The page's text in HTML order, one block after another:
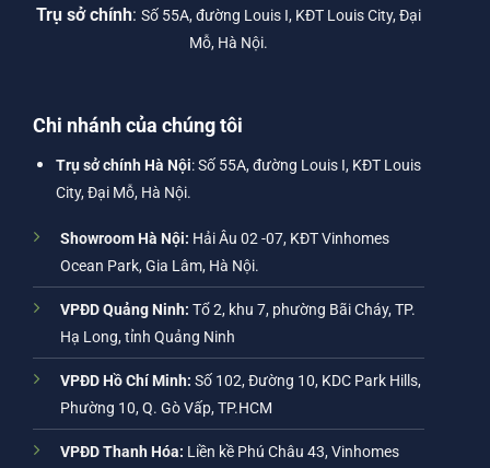
Trụ sở chính: Số 55A, đường Louis I, KĐT Louis City, Đại
Mỗ, Hà Nội.
Chi nhánh của chúng tôi
Trụ sở chính Hà Nội: Số 55A, đường Louis I, KĐT Louis
City, Đại Mỗ, Hà Nội.
Showroom Hà Nội: Hải Âu 02 -07, KĐT Vinhomes
Ocean Park, Gia Lâm, Hà Nội.
VPĐD Quảng Ninh: Tổ 2, khu 7, phường Bãi Cháy, TP.
Hạ Long, tỉnh Quảng Ninh
VPĐD Hồ Chí Minh: Số 102, Đường 10, KDC Park Hills,
Phường 10, Q. Gò Vấp, TP.HCM
VPĐD Thanh Hóa: Liền kề Phú Châu 43, Vinhomes